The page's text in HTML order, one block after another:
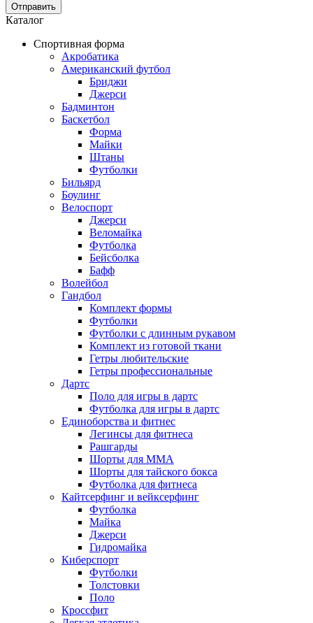
Отправить
Каталог
Спортивная форма
Акробатика
Американский футбол
Бриджи
Джерси
Бадминтон
Баскетбол
Форма
Майки
Штаны
Футболки
Бильярд
Боулинг
Велоспорт
Джерси
Веломайка
Футболка
Бейсболка
Бафф
Волейбол
Гандбол
Комплект формы
Футболки
Футболки с длинным рукавом
Комплект из готовой ткани
Гетры любительские
Гетры профессиональные
Дартс
Поло для игры в дартс
Футболка для игры в дартс
Единоборства и фитнес
Легинсы для фитнеса
Рашгарды
Шорты для MMA
Шорты для тайского бокса
Футболка для фитнеса
Кайтсерфинг и вейксерфинг
Футболка
Майка
Джерси
Гидромайка
Киберспорт
Футболки
Толстовки
Поло
Кроссфит